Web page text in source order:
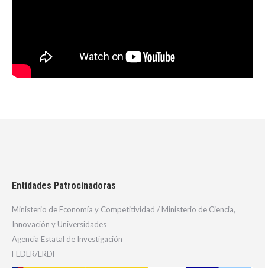
Entidades Patrocinadoras
Ministerio de Economía y Competitividad / Ministerio de Ciencia,
Innovación y Universidades
Agencia Estatal de Investigación
FEDER/ERDF